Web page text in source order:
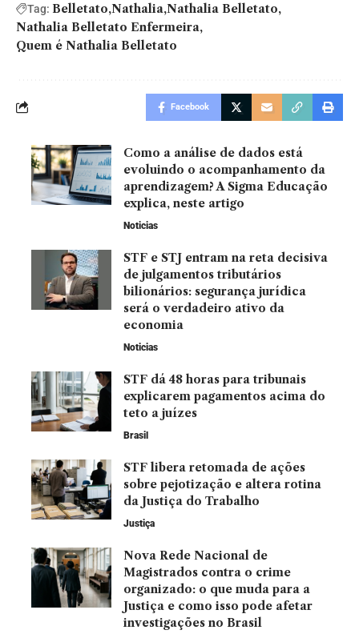
Tag: Belletato Nathalia Nathalia Belletato
Nathalia Belletato Enfermeira
Quem é Nathalia Belletato
Facebook
Como a análise de dados está
evoluindo o acompanhamento da
aprendizagem? A Sigma Educação
explica, neste artigo
Noticias
STF e STJ entram na reta decisiva
de julgamentos tributários
bilionários: segurança jurídica
será o verdadeiro ativo da
economia
Noticias
STF dá 48 horas para tribunais
explicarem pagamentos acima do
teto a juízes
Brasil
STF libera retomada de ações
sobre pejotização e altera rotina
da Justiça do Trabalho
Justiça
Nova Rede Nacional de
Magistrados contra o crime
organizado: o que muda para a
Justiça e como isso pode afetar
investigações no Brasil